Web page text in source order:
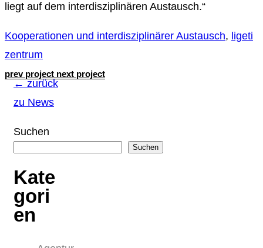
liegt auf dem interdisziplinären Austausch.“
Kooperationen und interdisziplinärer Austausch, ligeti
zentrum
prev project next project
← zurück
zu News
Suchen
Suchen
Kate
gori
en